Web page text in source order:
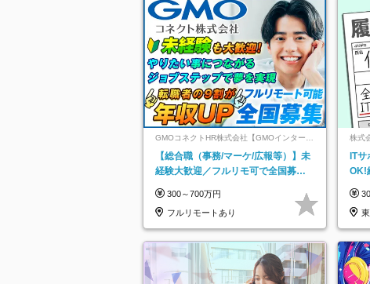
GMOコネクトHR株式会社【GMOインターネ
ットグループ】
【総合職（事務/マーケ/広報等）】未
経験大歓迎／フルリモ可で全国募
★
300～700万円
フルリモートあり
株式
クル
IT
OK!
阪